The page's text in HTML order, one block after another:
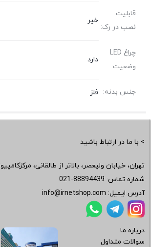
قابلیت
نصب در رک:
خیر
چراغ LED
وضعیت:
دارد
جنس بدنه: فلز
> با ما در ارتباط باشید
تهران، خیابان ولیعصر، بالاتر از طالقانی،
شماره تماس: 021-88894439
آدرس ایمیل: info@irnetshop.com
درباره ما
سوالات متداول